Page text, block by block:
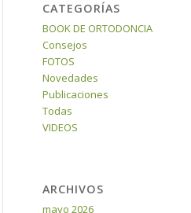
CATEGORÍAS
BOOK DE ORTODONCIA
Consejos
FOTOS
Novedades
Publicaciones
Todas
VIDEOS
ARCHIVOS
mayo 2026